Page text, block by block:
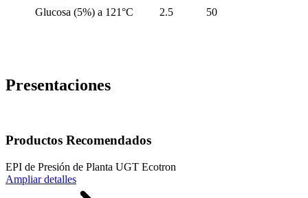
Glucosa (5%) a 121°C
2.5 50
Presentaciones
Productos Recomendados
EPI de Presión de Planta UGT Ecotron
Ampliar detalles